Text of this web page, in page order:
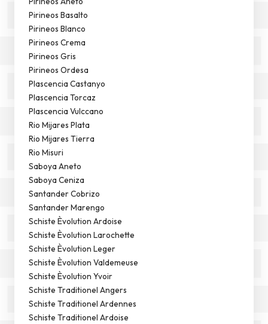
Pirineos Basalto
Pirineos Blanco
Pirineos Crema
Pirineos Gris
Pirineos Ordesa
Plascencia Castanyo
Plascencia Torcaz
Plascencia Vulccano
Rio Mijares Plata
Rio Mijares Tierra
Rio Misuri
Saboya Aneto
Saboya Ceniza
Santander Cobrizo
Santander Marengo
Schiste Èvolution Ardoise
Schiste Èvolution Larochette
Schiste Èvolution Leger
Schiste Èvolution Valdemeuse
Schiste Èvolution Yvoir
Schiste Traditionel Angers
Schiste Traditionel Ardennes
Schiste Traditionel Ardoise